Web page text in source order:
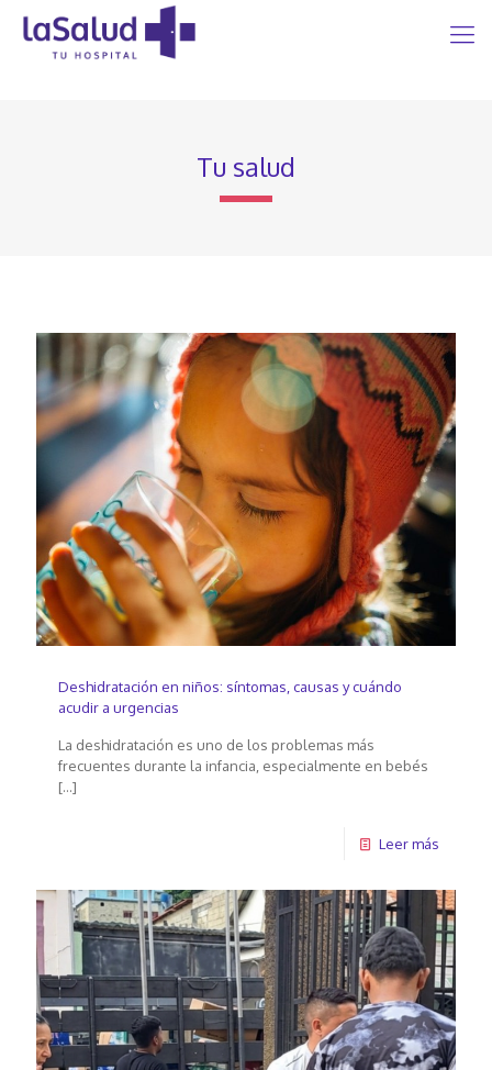
Tu salud
Deshidratación en niños: síntomas, causas y cuándo
acudir a urgencias
La deshidratación es uno de los problemas más
frecuentes durante la infancia, especialmente en bebés
[…]
Leer más